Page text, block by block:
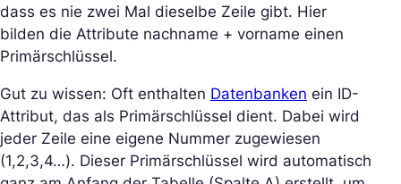
dass es nie zwei Mal dieselbe Zeile gibt. Hier
bilden die Attribute nachname + vorname einen
Primärschlüssel.
Gut zu wissen: Oft enthalten Datenbanken ein ID-
Attribut, das als Primärschlüssel dient. Dabei wird
jeder Zeile eine eigene Nummer zugewiesen
(1,2,3,4…). Dieser Primärschlüssel wird automatisch